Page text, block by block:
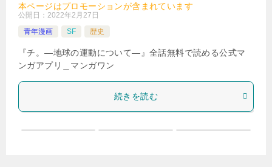
本ページはプロモーションが含まれています
公開日： 2022年2月27日
青年漫画
SF 歴史
『チ。―地球の運動について―』全話無料で読める公式マ
ンガアプリ＿マンガワン
続きを読む